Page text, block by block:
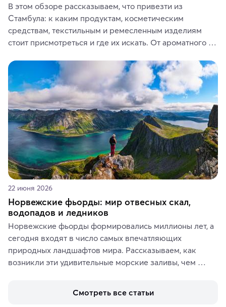
В этом обзоре рассказываем, что привезти из
Стамбула: к каким продуктам, косметическим
средствам, текстильным и ремесленным изделиям
стоит присмотреться и где их искать. От ароматного
керамики и изделий из кожи на турецких рынках и в
аутентичных лавках — в подарок близким или себе на
память о путешествии.
22 июня 2026
Норвежские фьорды: мир отвесных скал,
водопадов и ледников
Норвежские фьорды формировались миллионы лет, а
сегодня входят в число самых впечатляющих
природных ландшафтов мира. Рассказываем, как
возникли эти удивительные морские заливы, чем
включить в маршрут по Норвегии.
Смотреть все статьи